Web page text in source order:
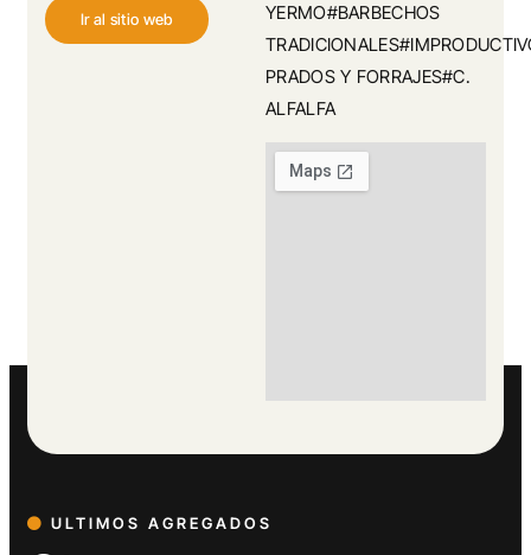
YERMO#BARBECHOS
PRADOS Y FORRAJES#C.
ALFALFA
Ir al sitio web
ULTIMOS AGREGADOS